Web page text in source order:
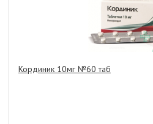
Кординик 10мг №60 таб